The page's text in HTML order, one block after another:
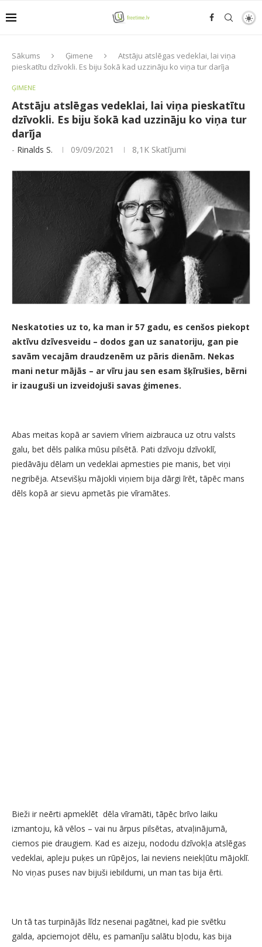
Sākums Ģimene
Atstāju atslēgas vedeklai, lai viņa
pieskatītu dzīvokli. Es biju šokā kad uzzināju ko viņa tur darīja
ĢIMENE
Atstāju atslēgas vedeklai, lai viņa pieskatītu
dzīvokli. Es biju šokā kad uzzināju ko viņa tur
darīja
- Rinalds S. 09/09/2021 8,1K Skatījumi
Neskatoties uz to, ka man ir 57 gadu, es cenšos piekopt
aktīvu dzīvesveidu – dodos gan uz sanatoriju, gan pie
savām vecajām draudzenēm uz pāris dienām. Nekas
mani netur mājās – ar vīru jau sen esam šķīrušies, bērni
ir izauguši un izveidojuši savas ģimenes.
Abas meitas kopā ar saviem vīriem aizbrauca uz otru valsts
galu, bet dēls palika mūsu pilsētā. Pati dzīvoju dzīvoklī,
piedāvāju dēlam un vedeklai apmesties pie manis, bet viņi
negribēja. Atsevišķu mājokli viņiem bija dārgi īrēt, tāpēc mans
dēls kopā ar sievu apmetās pie vīramātes.
Bieži ir neērti apmeklēt dēla vīramāti, tāpēc brīvo laiku
izmantoju, kā vēlos – vai nu ārpus pilsētas, atvaļinājumā,
ciemos pie draugiem. Kad es aizeju, nododu dzīvokļa atslēgas
vedeklai, apleju puķes un rūpējos, lai neviens neiekļūtu mājoklī.
No viņas puses nav bijuši iebildumi, un man tas bija ērti.
Un tā tas turpinājās līdz nesenai pagātnei, kad pie svētku
galda, apciemojot dēlu, es pamanīju salātu bļodu, kas bija